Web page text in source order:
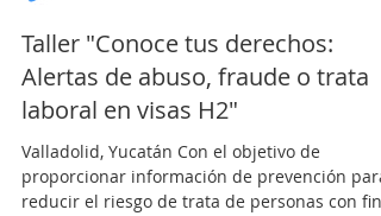
REDMYHac
Taller "Conoce tus derechos:
Alertas de abuso, fraude o trata
laboral en visas H2"